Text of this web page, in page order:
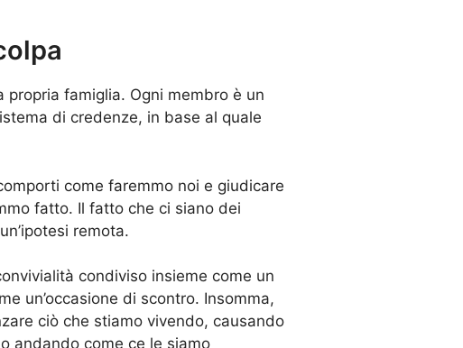
propria famiglia. Ogni membro è un
di credenze, in base al quale
come faremmo noi e giudicare
fatto. Il fatto che ci siano dei
remota.
condiviso insieme come un
un’occasione di scontro. Insomma,
ciò che stiamo vivendo, causando
andando come ce le siamo